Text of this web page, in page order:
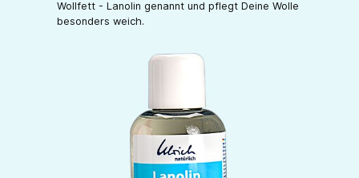
Wollfett - Lanolin genannt und pflegt Deine Wolle
besonders weich.